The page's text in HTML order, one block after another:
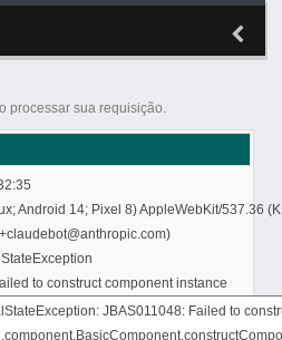
processar sua requisição.
Android 14; Pixel 8) AppleWebKit/537.36
to construct component instance